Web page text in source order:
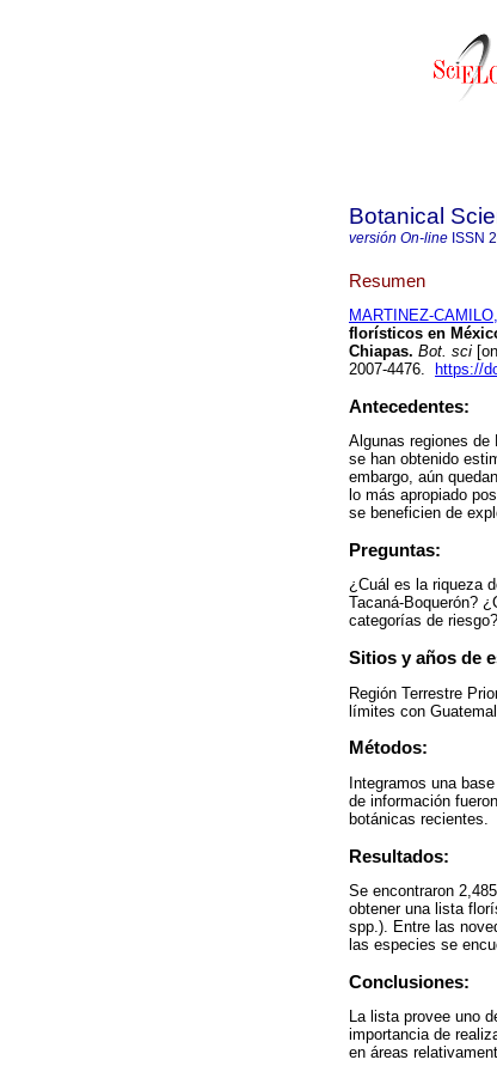
Botanical
versión On-line ISSN
Resumen
MARTINEZ-
florísticos en
Chiapas. Bot. sci
2007-4476.
https://
Antecedentes:
Algunas regiones
se han obtenido
embargo, aún
lo más apropiado
se beneficien de
Preguntas:
¿Cuál es la riqueza
Tacaná-Boquerón?
categorías de riesgo?
Sitios y años de
Región Terrestre
límites con
Métodos:
Integramos una
de información
botánicas recientes.
Resultados:
Se encontraron
obtener una lista
spp.). Entre las
las especies se
Conclusiones:
La lista provee uno
importancia de
en áreas